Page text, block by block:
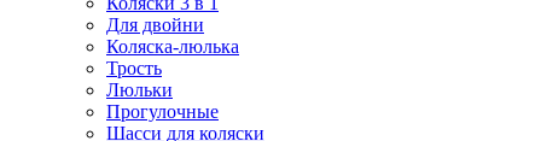
Для двойни
Коляска-люлька
Трость
Люльки
Прогулочные
Шасси для коляски